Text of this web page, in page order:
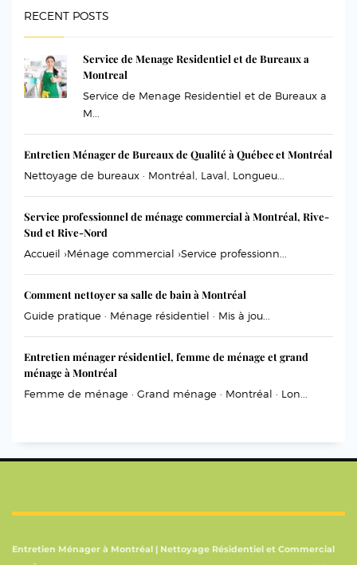
RECENT POSTS
Service de Menage Residentiel et de Bureaux a
Montreal
Service de Menage Residentiel et de Bureaux a
M...
Entretien Ménager de Bureaux de Qualité à Québec et Montréal
Nettoyage de bureaux · Montréal, Laval, Longueu...
Service professionnel de ménage commercial à Montréal, Rive-
Sud et Rive-Nord
Accueil ›Ménage commercial ›Service professionn...
Comment nettoyer sa salle de bain à Montréal
Guide pratique · Ménage résidentiel · Mis à jou...
Entretien ménager résidentiel, femme de ménage et grand
ménage à Montréal
Femme de ménage · Grand ménage · Montréal · Lon...
Entretien Ménager à Montréal | Nettoyage Résidentiel et Commercial